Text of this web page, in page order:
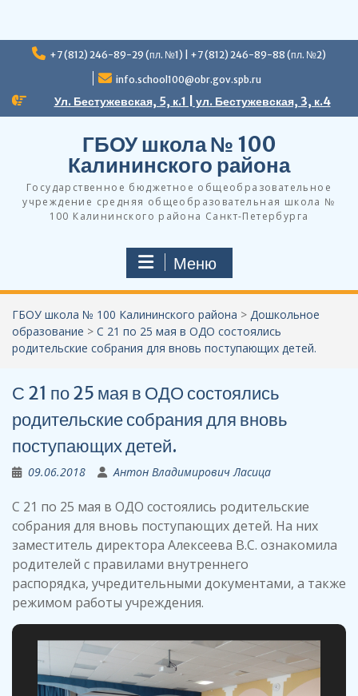
Перейти
+7 (812) 246-89-29 (пл. №1) | +7 (812) 246-89-88 (пл. №2)
info.school100@obr.gov.spb.ru
Ул. Бестужевская, 5, к.1 | ул. Бестужевская, 3, к.4
ГБОУ школа № 100
Калининского района
Государственное бюджетное общеобразовательное
учреждение средняя общеобразовательная школа №
100 Калининского района Санкт-Петербурга
Меню
ГБОУ школа № 100 Калининского района > Дошкольное
образование > С 21 по 25 мая в ОДО состоялись
родительские собрания для вновь поступающих детей.
С 21 по 25 мая в ОДО состоялись
родительские собрания для вновь
поступающих детей.
09.06.2018 Антон Владимирович Ласица
С 21 по 25 мая в ОДО состоялись родительские
собрания для вновь поступающих детей. На них
заместитель директора Алексеева В.С. ознакомила
родителей с правилами внутреннего
распорядка, учредительными документами, а также
режимом работы учреждения.